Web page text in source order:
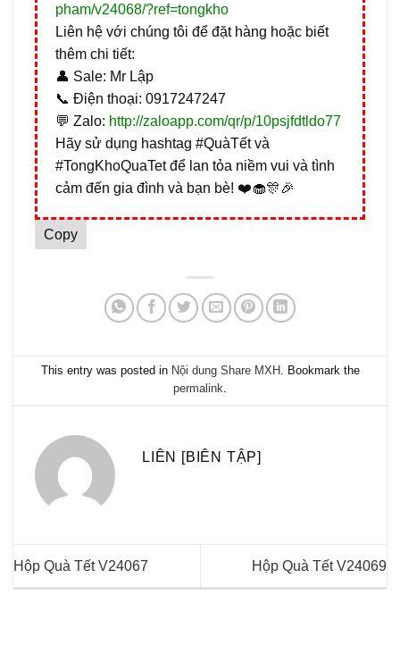
pham/v24068/?ref=tongkho
Liên hệ với chúng tôi để đặt hàng hoặc biết
thêm chi tiết:
👤 Sale: Mr Lập
📞 Điện thoại: 0917247247
💬 Zalo: http://zaloapp.com/qr/p/10psjfdtldo77
Hãy sử dụng hashtag #QuàTết và
#TongKhoQuaTet để lan tỏa niềm vui và tình
cảm đến gia đình và bạn bè! ❤️🧁🎊🎉
Copy
This entry was posted in Nội dung Share MXH . Bookmark the
permalink.
LIÊN [BIÊN TẬP]
Hộp Quà Tết V24067 Hộp Quà Tết V24069